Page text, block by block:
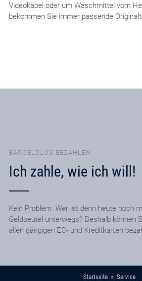
Videokabel oder um Waschmittel vom
bekommen Sie immer passende
BARGELDLOS BEZAHLEN
Ich zahle, wie ich will!
Kein Problem. Wer ist denn heute noch
Geldbeutel unterwegs? Deshalb können
allen gängigen EC- und Kreditkarten
Startseite Service